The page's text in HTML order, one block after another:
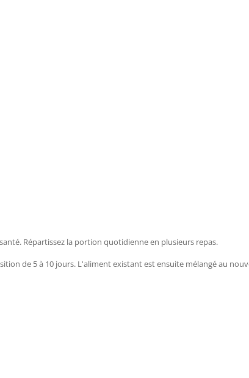
Répartissez la portion quotidienne en plusieurs repas.
de 5 à 10 jours. L'aliment existant est ensuite mélangé au